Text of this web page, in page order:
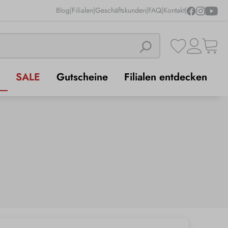
Blog|Filialen|Geschäftskunden|FAQ|Kontakt|
SALE Gutscheine Filialen entdecken